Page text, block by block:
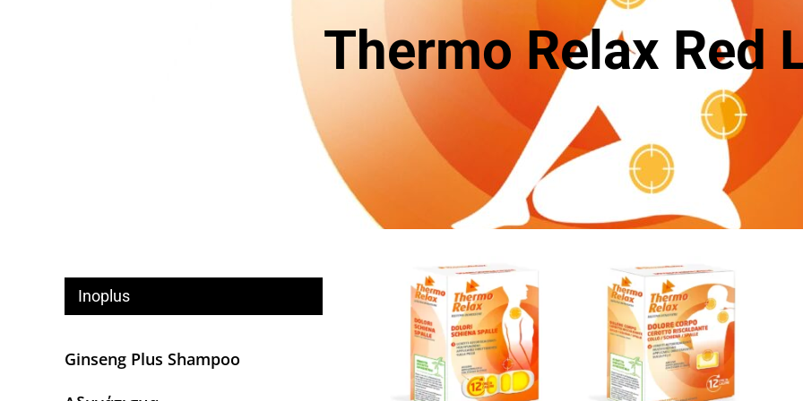
Thermo Relax Red
Inoplus
Ginseng Plus Shampoo